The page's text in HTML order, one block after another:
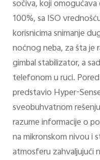
sočiva, koji
100%, sa ISO
korisnicima snimanje
noćnog neba, za šta je
gimbal stabilizator, a
telefonom u ruci.
predstavio Hyper-
sveobuhvatnom
razume informacije o
na mikronskom nivou i
atmosferu zahvaljujući